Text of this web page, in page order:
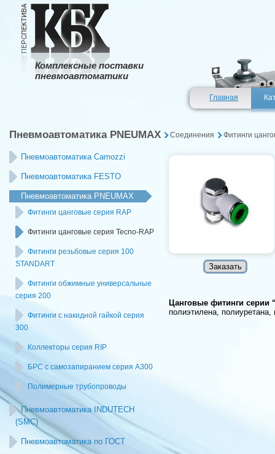
Комплексные поставки
пневмоавтоматики
Главная
Пневмоавтоматика PNEUMAX Соединения Фитинги
Пневмоавтоматика Camozzi
Пневмоавтоматика FESTO
Пневмоавтоматика PNEUMAX
Фитинги цанговые серия RAP
Фитинги цанговые серия Tecno-RAP
Фитинги резьбовые серия 100
STANDART
Фитинги обжимные универсальные
серия 200
Фитинги с накидной гайкой серия
300
Коллекторы серия RIP
БРС с самозапиранием серия А300
Полимерные трубопроводы
Пневмоавтоматика INDUTECH
(SMC)
Пневмоавтоматика по ГОСТ
Цанговые фитинги серии
полиэтилена,